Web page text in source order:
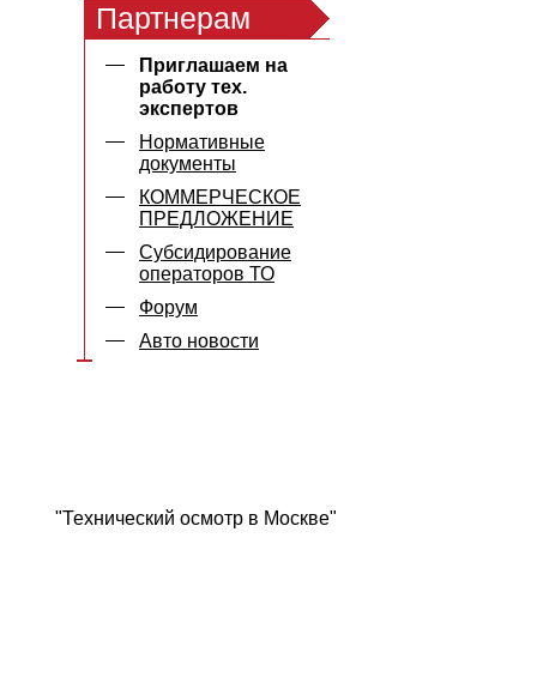
Партнерам
Приглашаем на
работу тех.
экспертов
Нормативные
документы
КОММЕРЧЕСКОЕ
ПРЕДЛОЖЕНИЕ
Субсидирование
операторов ТО
Форум
Авто новости
"Технический осмотр в Москве"